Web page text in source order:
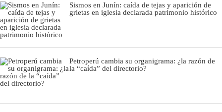
Sismos en Junín: caída de tejas y aparición de
grietas en iglesia declarada patrimonio histórico
Petroperú cambia su organigrama: ¿la razón de
la “caída” del directorio?